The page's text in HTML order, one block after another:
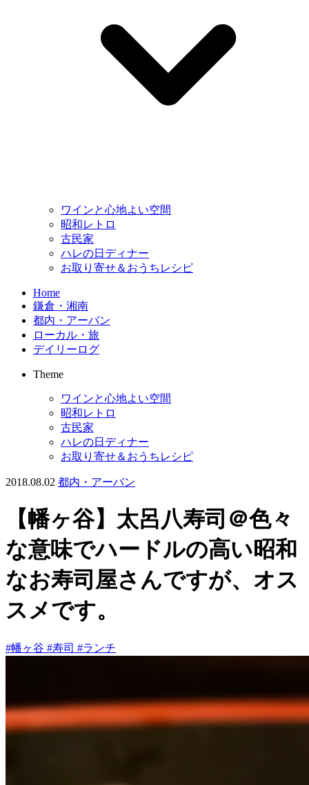
ワインと心地よい空間
昭和レトロ
古民家
ハレの日ディナー
お取り寄せ＆おうちレシピ
Home
鎌倉・湘南
都内・アーバン
ローカル・旅
デイリーログ
Theme
ワインと心地よい空間
昭和レトロ
古民家
ハレの日ディナー
お取り寄せ＆おうちレシピ
2018.08.02 都内・アーバン
【幡ヶ谷】太呂八寿司＠色々
な意味でハードルの高い昭和
なお寿司屋さんですが、オス
スメです。
#幡ヶ谷 #寿司 #ランチ